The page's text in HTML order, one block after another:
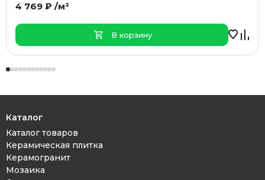
4 769 ₽ /м²
В корзину
Каталог
Каталог товаров
Керамическая плитка
Керамогранит
Мозаика